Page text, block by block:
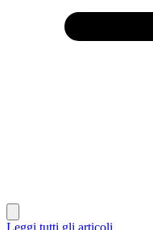
Leggi tutti gli articoli